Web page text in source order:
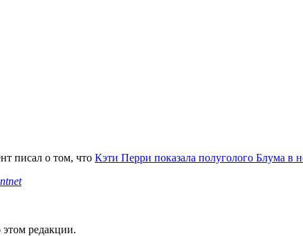
писал о том, что Кэти Перри показала полуголого Блума в
редакции.